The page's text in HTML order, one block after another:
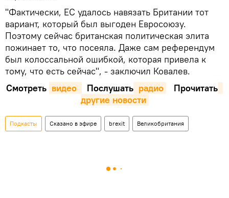
"Фактически, ЕС удалось навязать Британии тот
вариант, который был выгоден Евросоюзу.
Поэтому сейчас британская политическая элита
пожинает то, что посеяла. Даже сам референдум
был колоссальной ошибкой, которая привела к
тому, что есть сейчас", - заключил Ковалев.
Смотреть видео Послушать радио
Прочитать
другие новости
Подкасты Сказано в эфире brexit Великобритания